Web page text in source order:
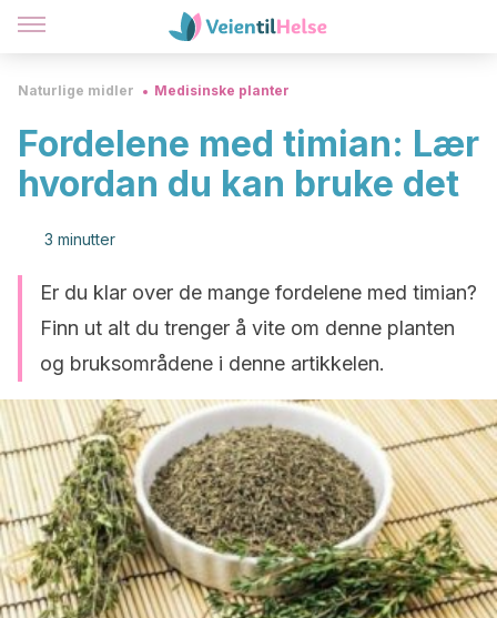
Naturlige midler Medisinske planter
Fordelene med timian: Lær
hvordan du kan bruke det
3 minutter
Er du klar over de mange fordelene med timian?
Finn ut alt du trenger å vite om denne planten
og bruksområdene i denne artikkelen.